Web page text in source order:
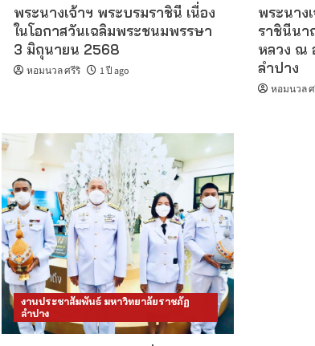
พระนางเจ้าฯ พระบรมราชินี เนื่อง
ในโอกาสวันเฉลิมพระชนมพรรษา
3 มิถุนายน 2568
หอมนวล ศรีริ 1 ปี ago
พระนาง
ราชินีนา
หลวง ณ
ลำปาง
หอมนวล
งานประชาสัมพันธ์ มหาวิทยาลัยราชภัฏ
ลำปาง